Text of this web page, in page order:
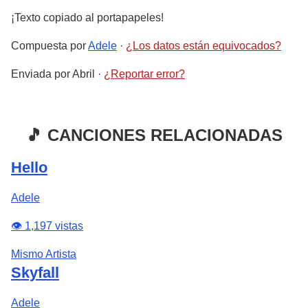
¡Texto copiado al portapapeles!
Compuesta porAdele · ¿Los datos están equivocados?
Enviada porAbril · ¿Reportar error?
🎵 CANCIONES RELACIONADAS
Hello
Adele
👁️ 1,197 vistas
Mismo Artista
Skyfall
Adele